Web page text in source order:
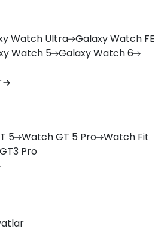
Watch Ultra GalaxyWatch FE
Watch 5 GalaxyWatch 6
5 WatchGT 5 Pro Watch Fit
GT3 Pro